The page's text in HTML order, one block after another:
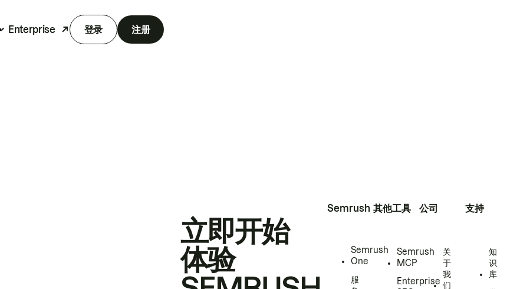
Enterprise 登录 注册
立即开始
体验
Semrush
Semrush
One
服
其他工具
Semrush
MCP
Enterprise
公司
关
于
我
们
支持
知
识
库